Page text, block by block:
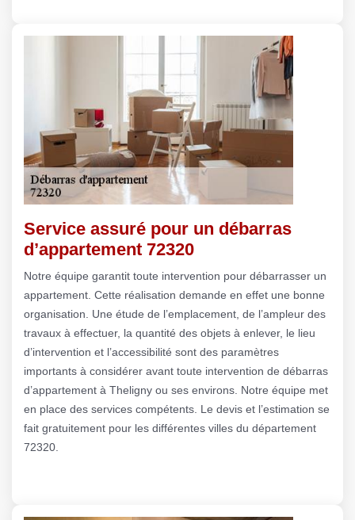
Service assuré pour un débarras
d’appartement 72320
Notre équipe garantit toute intervention pour débarrasser un
appartement. Cette réalisation demande en effet une bonne
organisation. Une étude de l’emplacement, de l’ampleur des
travaux à effectuer, la quantité des objets à enlever, le lieu
d’intervention et l’accessibilité sont des paramètres
importants à considérer avant toute intervention de débarras
d’appartement à Theligny ou ses environs. Notre équipe met
en place des services compétents. Le devis et l’estimation se
fait gratuitement pour les différentes villes du département
72320.